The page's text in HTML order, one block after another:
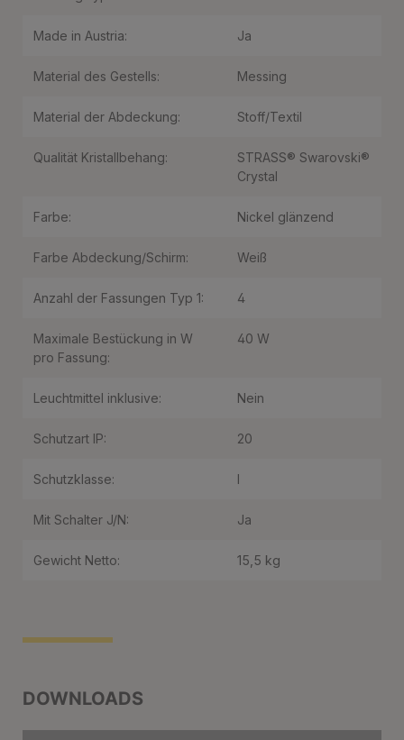
DOWNLOADS
Made in Austria: Ja
Material des Gestells: Messing
Material der Abdeckung: Stoff/Textil
Qualität Kristallbehang:
STRASS® Swarovski®
Crystal
Farbe: Nickel glänzend
Farbe Abdeckung/Schirm: Weiß
Anzahl der Fassungen Typ 1: 4
Maximale Bestückung in W
pro Fassung:
40 W
Leuchtmittel inklusive: Nein
Schutzart IP: 20
Schutzklasse: I
Mit Schalter J/N: Ja
Gewicht Netto: 15,5 kg